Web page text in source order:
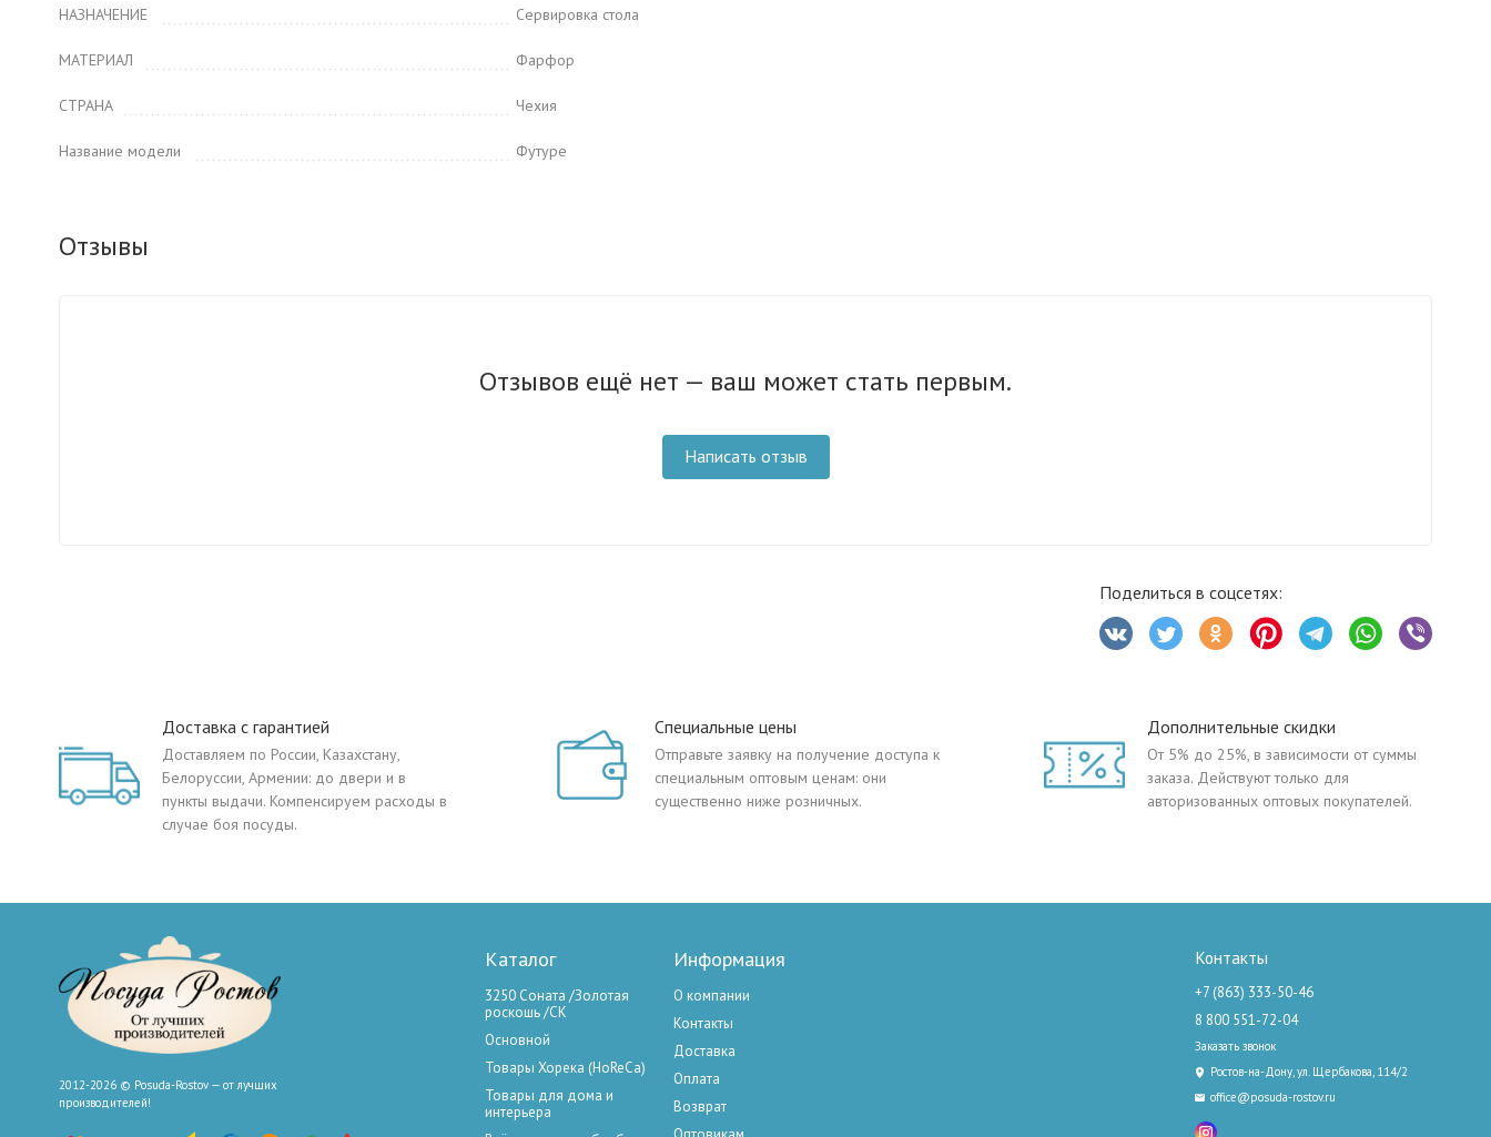
НАЗНАЧЕНИЕ Сервировка стола
МАТЕРИАЛ Фарфор
СТРАНА Чехия
Название модели Футуре
Отзывы
Отзывов ещё нет — ваш может стать первым.
Написать отзыв
Поделиться в соцсетях:
Доставка с гарантией
Доставляем по России, Казахстану,
Белоруссии, Армении: до двери и в
пункты выдачи. Компенсируем расходы в
случае боя посуды.
Специальные цены
Отправьте заявку на получение доступа к
специальным оптовым ценам: они
существенно ниже розничных.
Дополнительные скидки
От 5% до 25%, в зависимости от суммы
заказа. Действуют только для
авторизованных оптовых покупателей.
2012-2026 © Posuda-Rostov — от лучших
производителей!
Каталог
3250 Соната /Золотая
роскошь /СК
Основной
Товары Хорека (HoReCa)
Товары для дома и
интерьера
Информация
О компании
Контакты
Доставка
Оплата
Возврат
Контакты
+7 (863) 333-50-46
8 800 551-72-04
Заказать звонок
Ростов-на-Дону, ул. Щербакова, 114/2
office@posuda-rostov.ru